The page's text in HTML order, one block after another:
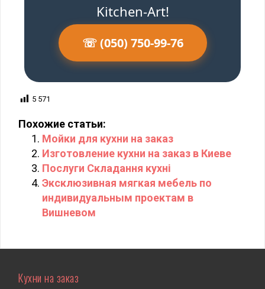
Kitchen-Art!
☏ (050) 750-99-76
5 571
Похожие статьи:
Мойки для кухни на заказ
Изготовление кухни на заказ в Киеве
Послуги Складання кухні
Эксклюзивная мягкая мебель по
индивидуальным проектам в
Вишневом
Кухни на заказ